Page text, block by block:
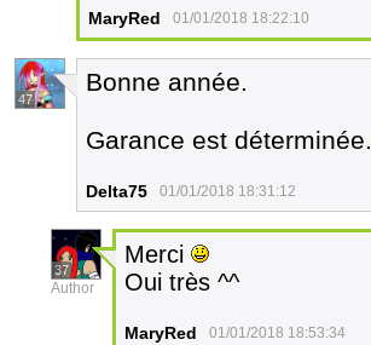
MaryRed 01/01/2018 18:22:10
47
Bonne année.
Garance est déterminée.
Delta75 01/01/2018 18:31:12
37
Author
Merci
Oui très ^^
MaryRed 01/01/2018 18:53:34